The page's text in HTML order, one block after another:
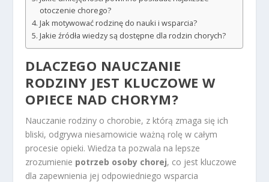
otoczenie chorego?
Jak motywować rodzinę do nauki i wsparcia?
Jakie źródła wiedzy są dostępne dla rodzin chorych?
DLACZEGO NAUCZANIE
RODZINY JEST KLUCZOWE W
OPIECE NAD CHORYM?
Nauczanie rodziny o chorobie, z którą zmaga się ich
bliski, odgrywa niesamowicie ważną rolę w całym
procesie opieki. Wiedza ta pozwala na lepsze
zrozumienie potrzeb osoby chorej, co jest kluczowe
dla zapewnienia jej odpowiedniego wsparcia